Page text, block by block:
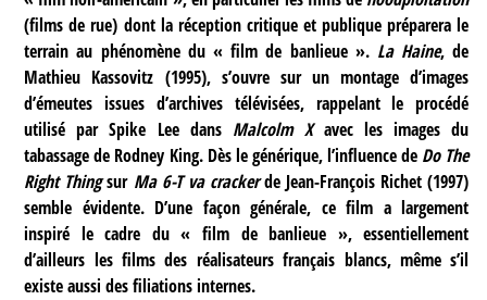
(films de rue) dont la réception critique et publique préparera le
terrain au phénomène du « film de banlieue ». La Haine, de
Mathieu Kassovitz (1995), s’ouvre sur un montage d’images
d’émeutes issues d’archives télévisées, rappelant le procédé
utilisé par Spike Lee dans Malcolm Xavec les images du
tabassage de Rodney King. Dès le générique, l’influence de Do The
Right Thingsur Ma 6-T va crackerde Jean-François Richet (1997)
semble évidente. D’une façon générale, ce film a largement
inspiré le cadre du « film de banlieue », essentiellement
d’ailleurs les films des réalisateurs français blancs, même s’il
existe aussi des filiations internes.